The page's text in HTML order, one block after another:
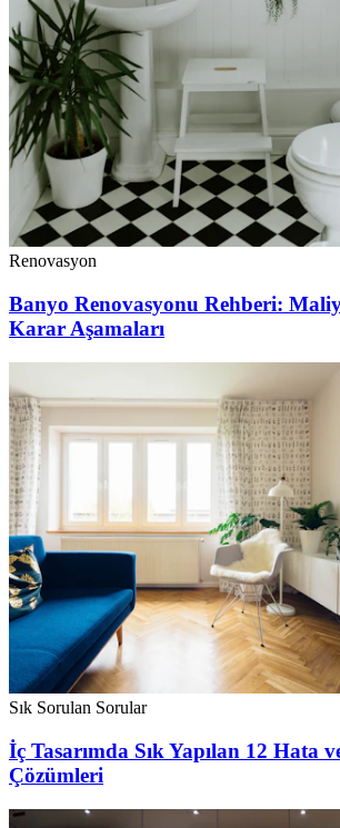
Renovasyon
Banyo Renovasyonu Rehberi:
Karar Aşamaları
Sık Sorulan Sorular
İç Tasarımda Sık Yapılan 12 Hata
Çözümleri